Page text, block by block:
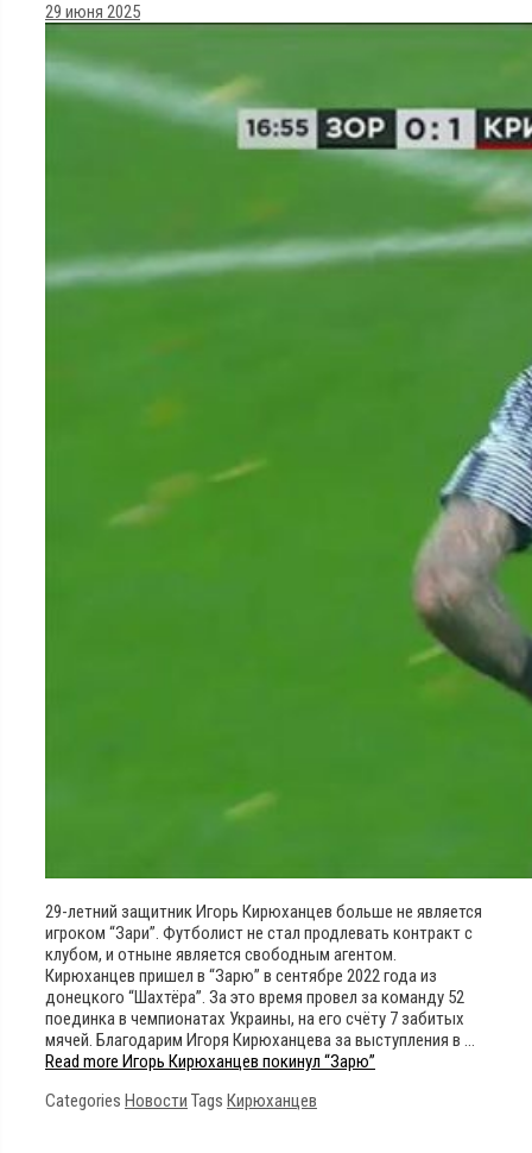
29 июня 2025
29-летний защитник Игорь Кирюханцев больше не является
игроком “Зари”. Футболист не стал продлевать контракт с
клубом, и отныне является свободным агентом.
Кирюханцев пришел в “Зарю” в сентябре 2022 года из
донецкого “Шахтёра”. За это время провел за команду 52
поединка в чемпионатах Украины, на его счёту 7 забитых
мячей. Благодарим Игоря Кирюханцева за выступления в …
Read more Игорь Кирюханцев покинул “Зарю”
Categories Новости Tags Кирюханцев